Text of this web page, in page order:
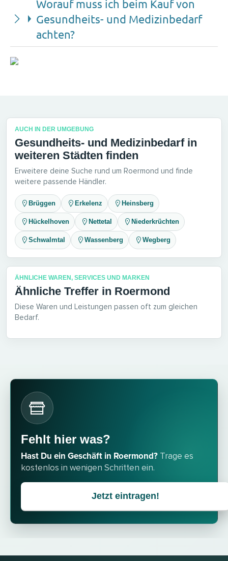
Worauf muss ich beim Kauf von
Gesundheits- und Medizinbedarf
achten?
AUCH IN DER UMGEBUNG
Gesundheits- und Medizinbedarf in
weiteren Städten finden
Erweitere deine Suche rund um Roermond und finde
weitere passende Händler.
Brüggen Erkelenz Heinsberg
Hückelhoven Nettetal Niederkrüchten
Schwalmtal Wassenberg Wegberg
ÄHNLICHE WAREN, SERVICES UND MARKEN
Ähnliche Treffer in Roermond
Diese Waren und Leistungen passen oft zum gleichen
Bedarf.
Fehlt hier was?
Hast Du ein Geschäft in Roermond? Trage es
kostenlos in wenigen Schritten ein.
Jetzt eintragen!